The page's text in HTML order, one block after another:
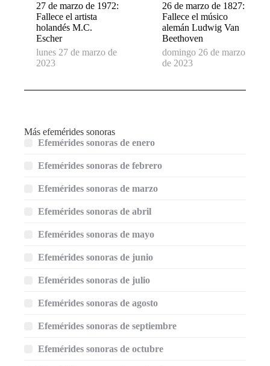
27 de marzo de 1972:
Fallece el artista
holandés M.C.
Escher
lunes 27 de marzo de
2023
26 de marzo de 1827:
Fallece el músico
alemán Ludwig Van
Beethoven
domingo 26 de marzo
de 2023
Más efemérides sonoras
Efemérides sonoras de enero
Efemérides sonoras de febrero
Efemérides sonoras de marzo
Efemérides sonoras de abril
Efemérides sonoras de mayo
Efemérides sonoras de junio
Efemérides sonoras de julio
Efemérides sonoras de agosto
Efemérides sonoras de septiembre
Efemérides sonoras de octubre